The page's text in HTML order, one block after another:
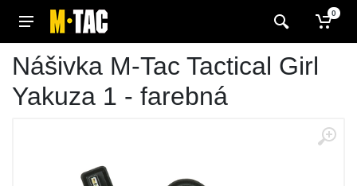
0
Nášivka M-Tac Tactical Girl
Yakuza 1 - farebná